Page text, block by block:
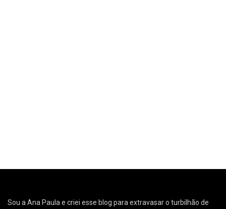
Sou a Ana Paula e criei esse blog para extravasar o turbilhão de